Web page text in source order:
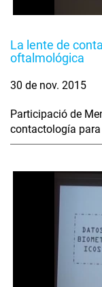
La lente de
oftalmológica
30 de nov. 2015
Participació de
contactología